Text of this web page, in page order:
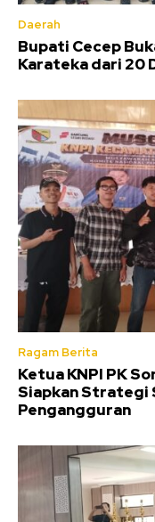
Daerah
Bupati Cecep
Karateka dari 20
Ragam Berita
Ketua KNPI PK
Siapkan Strategi
Pengangguran